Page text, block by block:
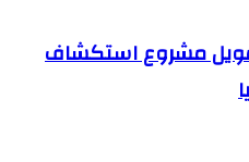
مشروع استكشاف